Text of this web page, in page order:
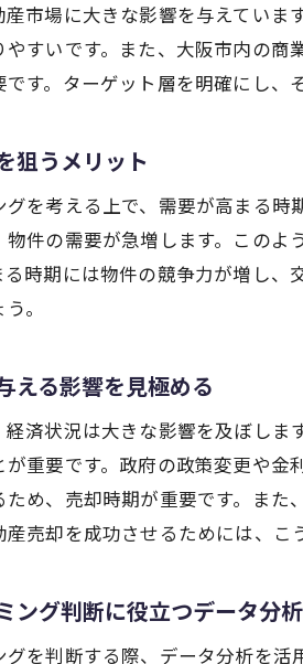
春
季
最
市
需
金利動
金
金
金
金
市場に大きな影響を与えてい
すいです。また、大阪市内の
す。ターゲット層を明確にし、
狙うメリット
を考える上で、需要が高まる
件の需要が急増します。この
時期には物件の競争力が増し
。
える影響を見極める
済状況は大きな影響を及ぼしま
が重要です。政府の政策変更や
め、売却時期が重要です。ま
売却を成功させるためには、こ
ング判断に役立つデータ分析
を判断する際、データ分析を